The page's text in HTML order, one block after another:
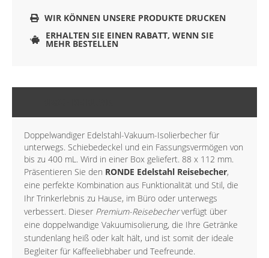
WIR KÖNNEN UNSERE PRODUKTE DRUCKEN
ERHALTEN SIE EINEN RABATT, WENN SIE
MEHR BESTELLEN
Doppelwandiger Edelstahl-Vakuum-Isolierbecher für
unterwegs. Schiebedeckel und ein Fassungsvermögen von
bis zu 400 mL. Wird in einer Box geliefert. 88 x 112 mm.
Präsentieren Sie den RONDE Edelstahl Reisebecher,
eine perfekte Kombination aus Funktionalität und Stil, die
Ihr Trinkerlebnis zu Hause, im Büro oder unterwegs
verbessert. Dieser Premium-Reisebecherverfügt über
eine doppelwandige Vakuumisolierung, die Ihre Getränke
stundenlang heiß oder kalt hält, und ist somit der ideale
Begleiter für Kaffeeliebhaber und Teefreunde.